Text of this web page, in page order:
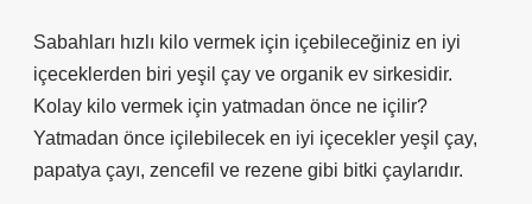
Sabahları hızlı kilo vermek için içebileceğiniz en iyi
içeceklerden biri yeşil çay ve organik ev sirkesidir.
Kolay kilo vermek için yatmadan önce ne içilir?
Yatmadan önce içilebilecek en iyi içecekler yeşil çay,
papatya çayı, zencefil ve rezene gibi bitki çaylarıdır.